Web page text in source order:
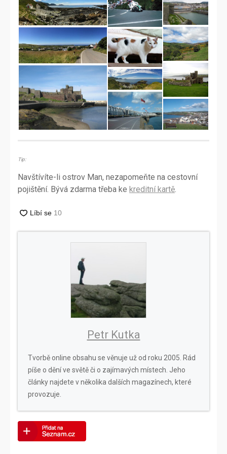
Tip:
Navštívíte-li ostrov Man, nezapomeňte na cestovní
pojištění. Bývá zdarma třeba ke kreditní kartě.
Petr Kutka
Tvorbě online obsahu se věnuje už od roku 2005. Rád
píše o dění ve světě či o zajímavých místech. Jeho
články najdete v několika dalších magazínech, které
provozuje.